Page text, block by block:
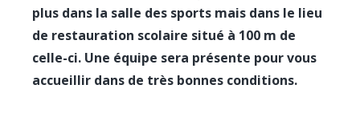
plus dans la salle des sports mais dans le lieu
de restauration scolaire situé à 100 m de
celle-ci. Une équipe sera présente pour vous
accueillir dans de très bonnes conditions.